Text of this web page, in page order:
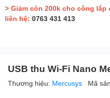
> Giảm còn 200k cho công
liên hệ: 0763 431 413
USB thu Wi-Fi Nano
Thương hiệu: Mercusys Mã